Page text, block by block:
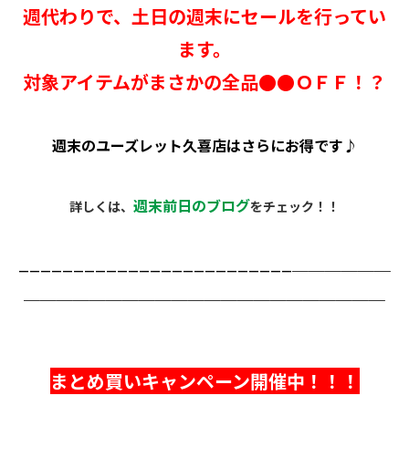
週代わりで、土日の週末にセールを行ってい
ます。
対象アイテムがまさかの全品●●ＯＦＦ！？
週末のユーズレット久喜店はさらにお得です♪
詳しくは、 週末前日のブログをチェック！！
まとめ買いキャンペーン開催中！！！